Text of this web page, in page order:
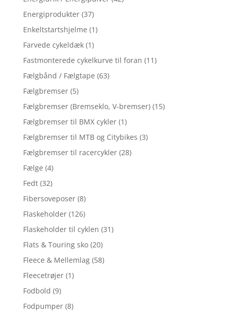
Energiprodukter (37)
Enkeltstartshjelme (1)
Farvede cykeldæk (1)
Fastmonterede cykelkurve til foran (11)
Fælgbånd / Fælgtape (63)
Fælgbremser (5)
Fælgbremser (Bremseklo, V-bremser) (15)
Fælgbremser til BMX cykler (1)
Fælgbremser til MTB og Citybikes (3)
Fælgbremser til racercykler (28)
Fælge (4)
Fedt (32)
Fibersoveposer (8)
Flaskeholder (126)
Flaskeholder til cyklen (31)
Flats & Touring sko (20)
Fleece & Mellemlag (58)
Fleecetrøjer (1)
Fodbold (9)
Fodpumper (8)